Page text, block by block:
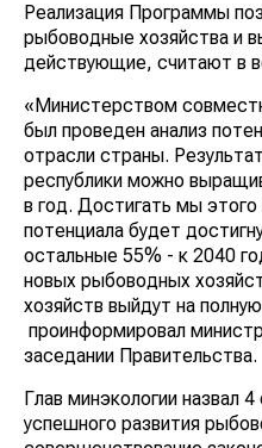
Реализация Программы
рыбоводные хозяйства и
действующие, считают в
«Министерством
был проведен анализ
отрасли страны.
республики можно
в год. Достигать мы
потенциала будет
остальные 55% - к 2040
новых рыбоводных
хозяйств выйдут на
проинформировал
заседании Правительства.
Глав минэкологии назвал
успешного развития